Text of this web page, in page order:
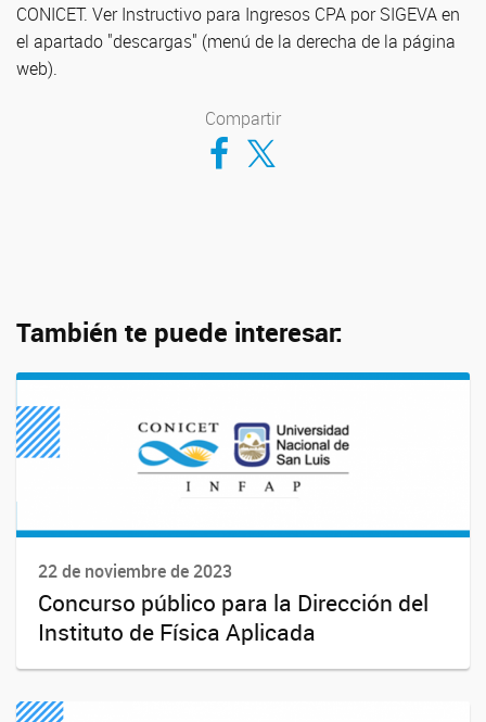
CONICET. Ver Instructivo para Ingresos CPA por SIGEVA en
el apartado "descargas" (menú de la derecha de la página
web).
Compartir
Compartir en Facebook
Compartir en Twitter
También te puede interesar:
22 de noviembre de 2023
Concurso público para la Dirección del
Instituto de Física Aplicada